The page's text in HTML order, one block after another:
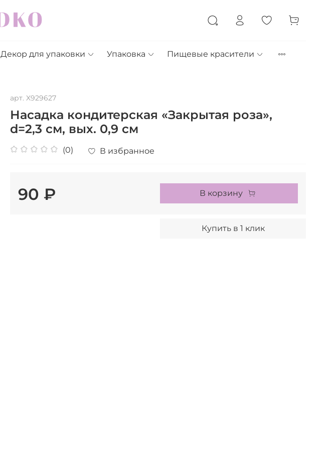
Декор для упаковки Упаковка Пищевые красители
арт. X929627
Насадка кондитерская «Закрытая роза»,
d=2,3 см, вых. 0,9 см
(0) В избранное
90 ₽ В корзину
Купить в 1 клик